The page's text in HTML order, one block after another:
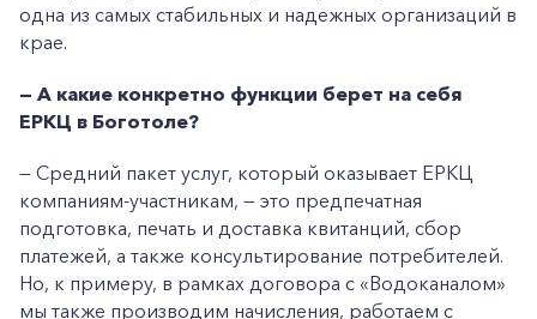
одна из самых стабильных и надежных организаций в
крае.
— А какие конкретно функции берет на себя
ЕРКЦ в Боготоле?
— Средний пакет услуг, который оказывает ЕРКЦ
компаниям-участникам, — это предпечатная
подготовка, печать и доставка квитанций, сбор
платежей, а также консультирование потребителей.
Но, к примеру, в рамках договора с «Водоканалом»
мы также производим начисления, работаем с